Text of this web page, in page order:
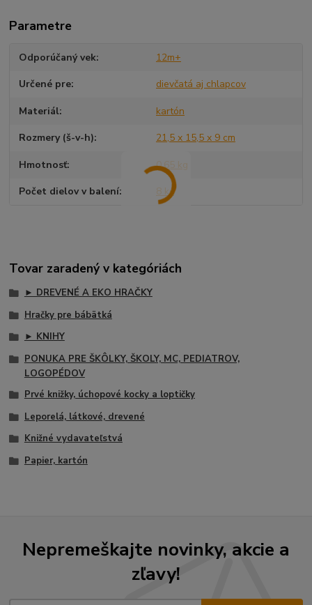
Parametre
Odporúčaný vek 12m+
Určené pre dievčatá aj chlapcov
Materiál kartón
Rozmery (š-v-h) 21,5 x 15,5 x 9 cm
Hmotnosť 0,65 kg
Počet dielov v balení 8 ks
Tovar zaradený v kategóriách
► DREVENÉ A EKO HRAČKY
Hračky pre bábätká
► KNIHY
PONUKA PRE ŠKÔLKY, ŠKOLY, MC, PEDIATROV,
LOGOPÉDOV
Prvé knižky, úchopové kocky a loptičky
Leporelá, látkové, drevené
Knižné vydavateľstvá
Papier, kartón
Nepremeškajte novinky, akcie a
zľavy!